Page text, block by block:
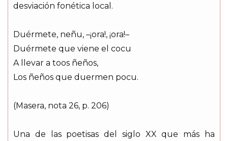
desviación fonética local.
Duérmete, neñu, –¡ora!, ¡ora!–
Duérmete que viene el cocu
A llevar a toos ñeños,
Los ñeños que duermen pocu.
(Masera, nota 26, p. 206)
Una de las poetisas del siglo XX que más ha